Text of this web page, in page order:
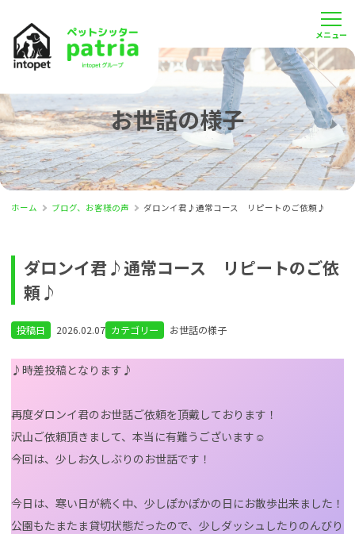
お世話の様子
ホーム ブログ、お客様の声 ダロンイ君♪通常コース リピートのご依頼♪
ダロンイ君♪通常コース リピートのご依
頼♪
投稿日 2026.02.07 カテゴリー お世話の様子
♪時差投稿となります♪
再度ダロンイ君のお世話ご依頼を頂戴しております！
沢山ご依頼頂きまして、本当に有難うございます☺
今回は、少しお久しぶりのお世話です！
今日は、寒い日が続く中、少しぽかぽかの日にお散歩出来ました！
公園もたまたま貸切状態だったので、少しダッシュしたりのんびり